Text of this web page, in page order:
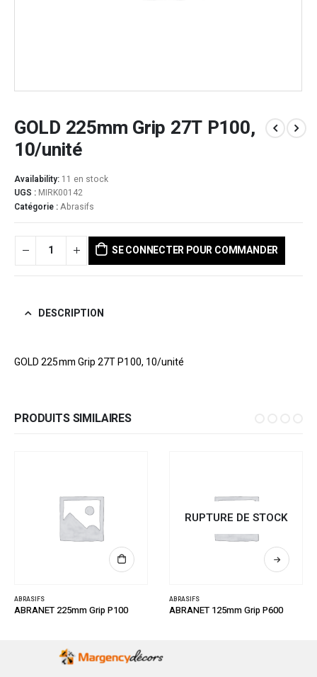
GOLD 225mm Grip 27T P100,
10/unité
Availability: 11 en stock
UGS : MIRK00142
Catégorie :Abrasifs
SE CONNECTER POUR COMMANDER
DESCRIPTION
GOLD 225mm Grip 27T P100, 10/unité
PRODUITS SIMILAIRES
ABRASIFS
ABRANET 225mm Grip P100
RUPTURE DE STOCK
ABRASIFS
ABRANET 125mm Grip P600